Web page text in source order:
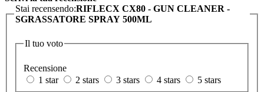
Stai recensendo:RIFLECX CX80 - GUN CLEANER -
SGRASSATORE SPRAY 500ML
Il tuo voto
Recensione
1 star
2 stars 3 stars 4 stars
5 stars